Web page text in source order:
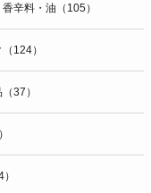
辛料・油（105）
124）
37）